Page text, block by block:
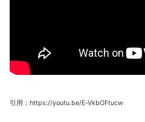
引用：https://youtu.be/E-VkbOFtucw